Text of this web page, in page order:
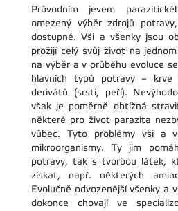
Průvodním jevem
omezený výběr zdrojů
dostupné. Vši a všenky jsou
prožijí celý svůj život na
na výběr a v průběhu evoluce
hlavních typů potravy – krve
derivátů (srsti, peří).
však je poměrně obtížná
některé pro život parazita
vůbec. Tyto problémy vši a
mikroorganismy. Ty jim
potravy, tak s tvorbou látek,
získat, např. některých
Evolučně odvozenější všenky a
dokonce chovají ve